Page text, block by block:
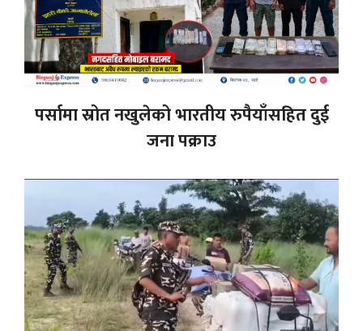
पर्सामा स्रोत नखुलेको भारतीय रुपैयाँसहित दुई
जना पक्राउ